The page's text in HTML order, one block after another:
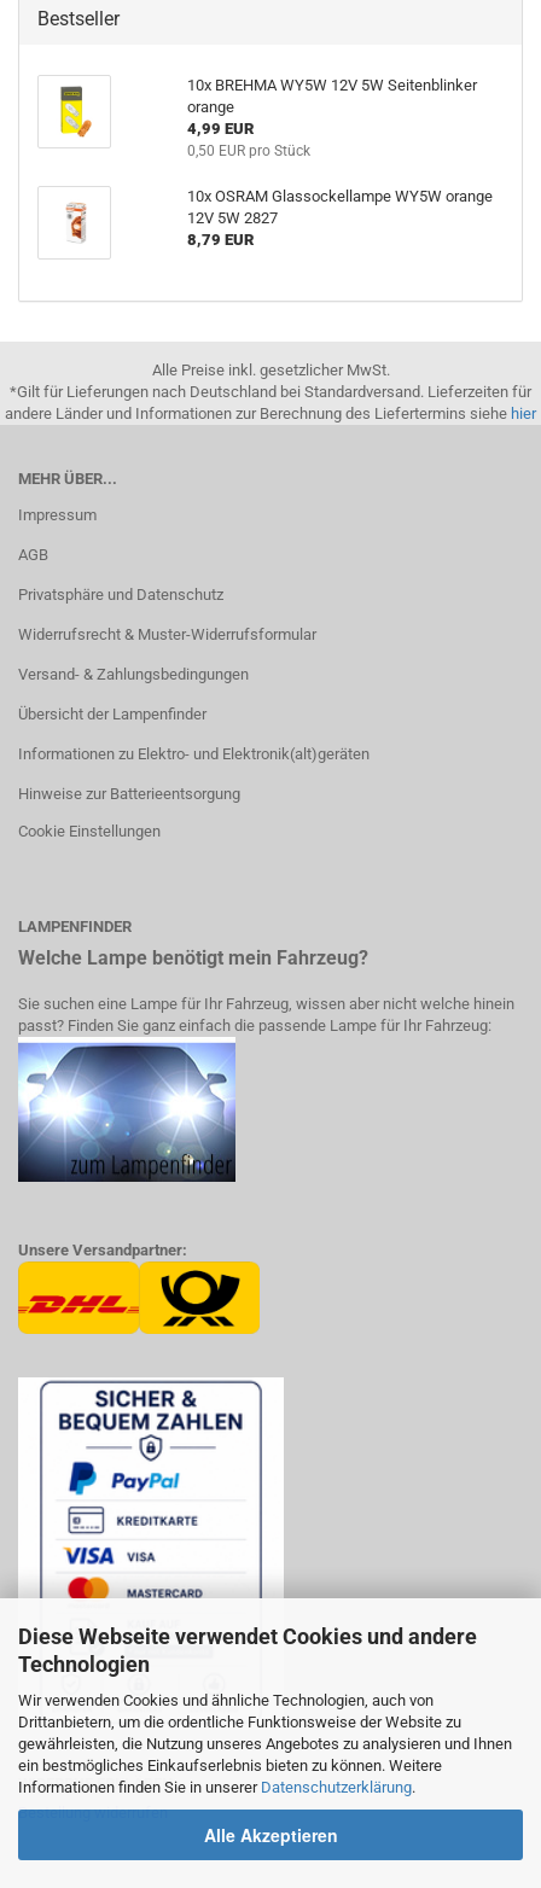
Diese Webseite verwendet Cookies und andere
Technologien
Wir verwenden Cookies und ähnliche Technologien, auch von
Drittanbietern, um die ordentliche Funktionsweise der Website zu
gewährleisten, die Nutzung unseres Angebotes zu analysieren und Ihnen
ein bestmögliches Einkaufserlebnis bieten zu können. Weitere
Informationen finden Sie in unserer Datenschutzerklärung.
Alle Akzeptieren
Bestseller
10x BREHMA WY5W 12V 5W Seitenblinker
orange
4,99 EUR
0,50 EUR pro Stück
10x OSRAM Glassockellampe WY5W orange
12V 5W 2827
8,79 EUR
Alle Preise inkl. gesetzlicher MwSt.
*Gilt für Lieferungen nach Deutschland bei Standardversand. Lieferzeiten für
andere Länder und Informationen zur Berechnung des Liefertermins siehe hier
MEHR ÜBER...
Impressum
AGB
Privatsphäre und Datenschutz
Widerrufsrecht & Muster-Widerrufsformular
Versand- & Zahlungsbedingungen
Übersicht der Lampenfinder
Informationen zu Elektro- und Elektronik(alt)geräten
Hinweise zur Batterieentsorgung
Cookie Einstellungen
LAMPENFINDER
Welche Lampe benötigt mein Fahrzeug?
Sie suchen eine Lampe für Ihr Fahrzeug, wissen aber nicht welche hinein
passt? Finden Sie ganz einfach die passende Lampe für Ihr Fahrzeug:
Unsere Versandpartner:
WIDERRUF ERKLÄREN:
Bestellung widerrufen